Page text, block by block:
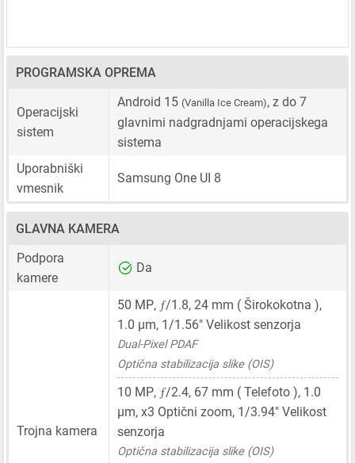
PROGRAMSKA OPREMA
Operacijski
sistem
Android 15 (Vanilla Ice Cream), z do 7
glavnimi nadgradnjami operacijskega
sistema
Uporabniški
vmesnik
Samsung One UI 8
GLAVNA KAMERA
Podpora
kamere
Da
Trojna kamera
50 MP, ƒ/1.8, 24 mm ( Širokokotna ),
1.0 μm, 1/1.56" Velikost senzorja
Dual-Pixel PDAF
Optična stabilizacija slike (OIS)
10 MP, ƒ/2.4, 67 mm ( Telefoto ), 1.0
μm, x3 Optični zoom, 1/3.94" Velikost
senzorja
Optična stabilizacija slike (OIS)